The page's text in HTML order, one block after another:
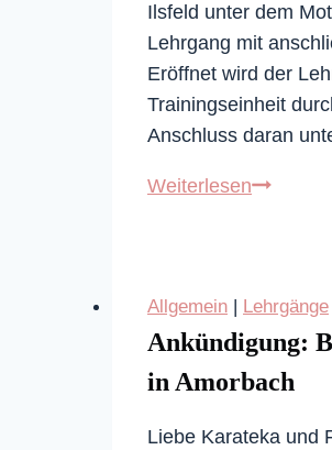
Ilsfeld unter dem
Lehrgang mit
Eröffnet wird der
Trainingseinheit
Anschluss daran
WeiterlesenLehrgang
am
Allgemein | Lehrgänge
Ankündigung:
in Amorbach
Liebe Karateka und